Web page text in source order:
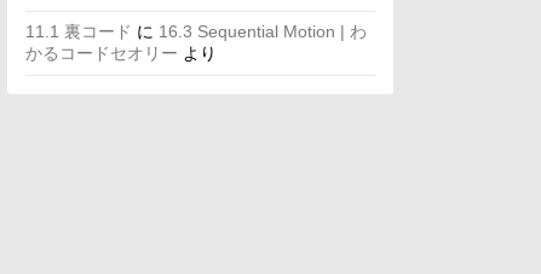
11.1 裏コード に 16.3 Sequential Motion | わ
かるコードセオリー より